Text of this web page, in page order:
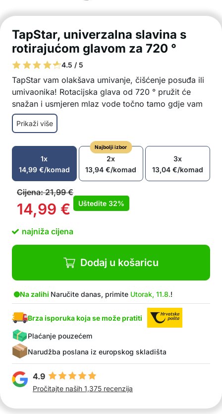
TapStar, univerzalna slavina s
rotirajućom glavom za 720 °
4.5 / 5
TapStar vam olakšava umivanje, čišćenje posuđa ili
umivaonika! Rotacijska glava od 720 ° pružit će
snažan i usmjeren mlaz vode točno tamo gdje vam
je potrebno! TapStar uključuje ojačane dvostruke
brtvene ventile za sprečavanje propuštanja vode i
pogodan je za sve vrste slavina!
Usmjerite mlaz vode tamo gdje vam je potrebno
Bez prskanja vode u svim smjerovima
Snažan protok vode obogaćene kisikom
Vodootporan dizajn koji štedi vodu
Pogodno za sve slavine
Jednostavna instalacija
Prikaži više
1x
14,99 €/komad
Najbolji izbor
2x
13,94€/komad
3x
13,04€/komad
Cijena:21,99€
14,99 € Uštedite 32%
najniža cijena
Dodaj u košaricu
Na zalihi Naručite danas, primite Utorak, 11.8.!
Brza isporuka koja se može pratiti
Plaćanje pouzećem
Narudžba poslana iz europskog skladišta
4.9
Pročitajte naših 1,375 recenzija